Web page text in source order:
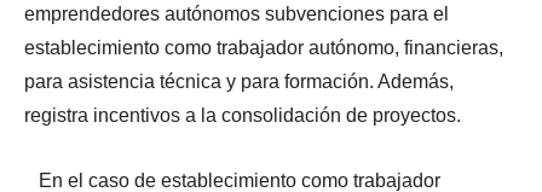
emprendedores autónomos subvenciones para el
establecimiento como trabajador autónomo, financieras,
para asistencia técnica y para formación. Además,
registra incentivos a la consolidación de proyectos.
En el caso de establecimiento como trabajador